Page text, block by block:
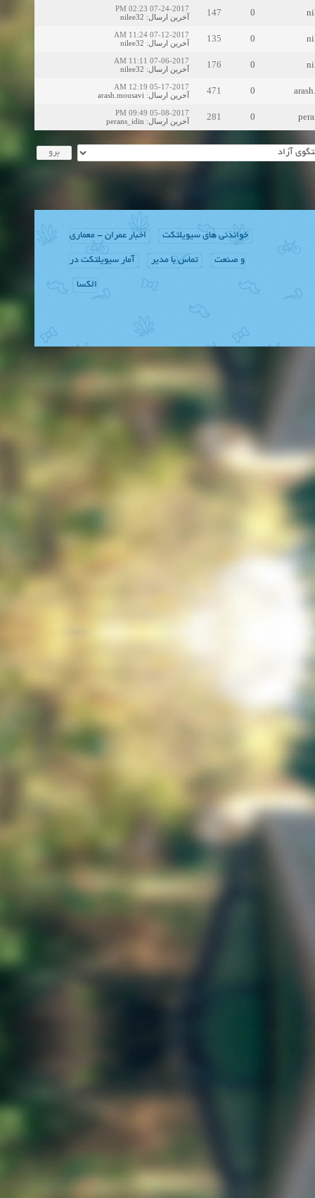
0
147
07-24-2017 02:23 PM
آخرین ارسال:
nilee32
0
135
07-12-2017 11:24 AM
آخرین ارسال:
nilee32
0
176
07-06-2017 11:11 AM
آخرین ارسال:
nilee32
0
471
05-17-2017 12:19 AM
آخرین ارسال:
arash.mousavi
0
281
05-08-2017 09:49 PM
آخرین ارسال:
perans_idin
خواندنی های سیویلتکت اخبار عمران - معماری
و صنعت تماس با مدیر آمار سیویلتکت در
الکسا